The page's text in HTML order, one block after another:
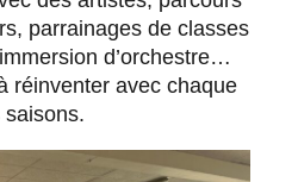
parrainages de classes
d’orchestre…
réinventer avec chaque
saisons.